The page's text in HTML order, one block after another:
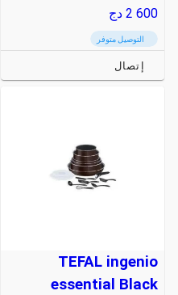
2 600 دج
التوصيل متوفر
إتصال
TEFAL ingenio
essential Black